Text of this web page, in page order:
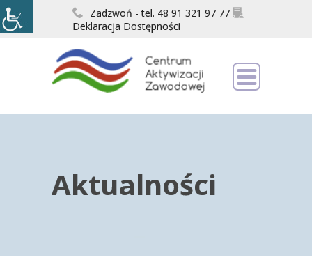
Zadzwoń - tel. 48 91 321 97 77
Deklaracja Dostępności
Aktualności